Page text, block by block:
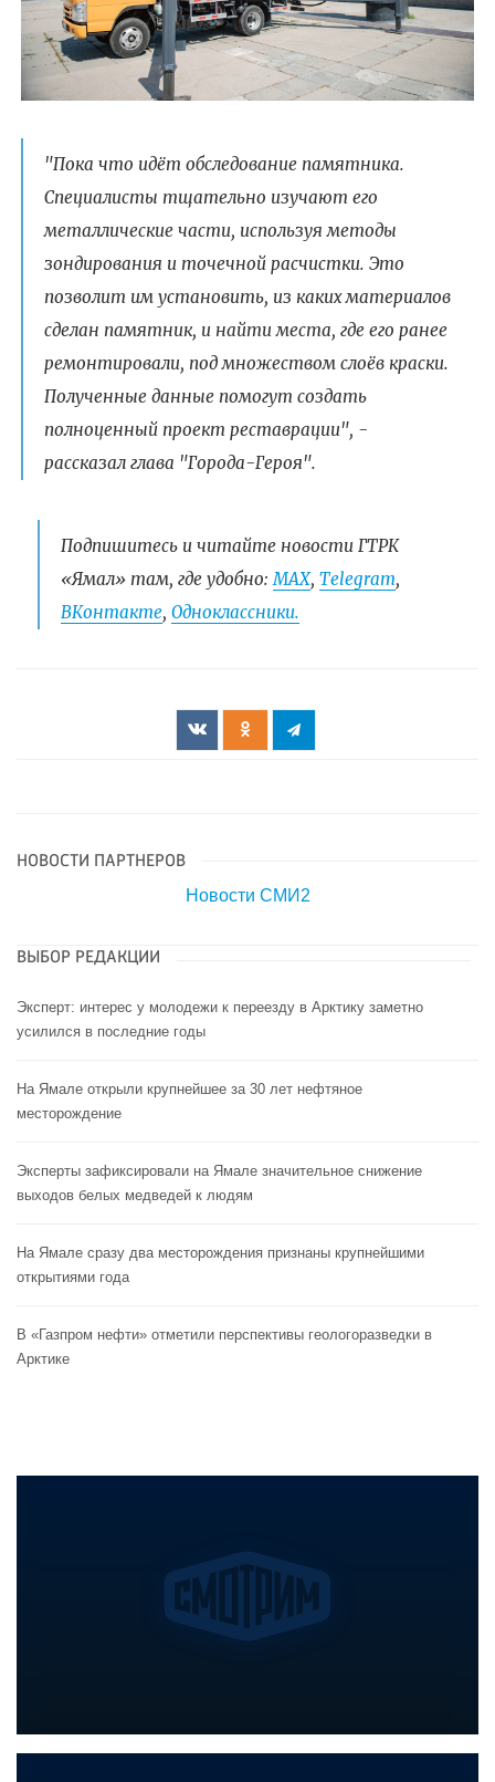
"Пока что идёт обследование памятника.
Специалисты тщательно изучают его
металлические части, используя методы
зондирования и точечной расчистки. Это
позволит им установить, из каких материалов
сделан памятник, и найти места, где его ранее
ремонтировали, под множеством слоёв краски.
Полученные данные помогут создать
полноценный проект реставрации", -
рассказал глава "Города-Героя".
Подпишитесь и читайте новости ГТРК
«Ямал» там, где удобно:МАХ, Telegram,
ВКонтакте, Одноклассники.
НОВОСТИ ПАРТНЕРОВ
Новости СМИ2
ВЫБОР РЕДАКЦИИ
Эксперт: интерес у молодежи к переезду в Арктику заметно
усилился в последние годы
На Ямале открыли крупнейшее за 30 лет нефтяное
месторождение
Эксперты зафиксировали на Ямале значительное снижение
выходов белых медведей к людям
На Ямале сразу два месторождения признаны крупнейшими
открытиями года
В «Газпром нефти» отметили перспективы геологоразведки в
Арктике